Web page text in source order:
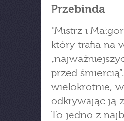
Przebinda
"Mistrz i
który trafia na
przed
wielokrotnie,
odkrywając ją
To jedno z